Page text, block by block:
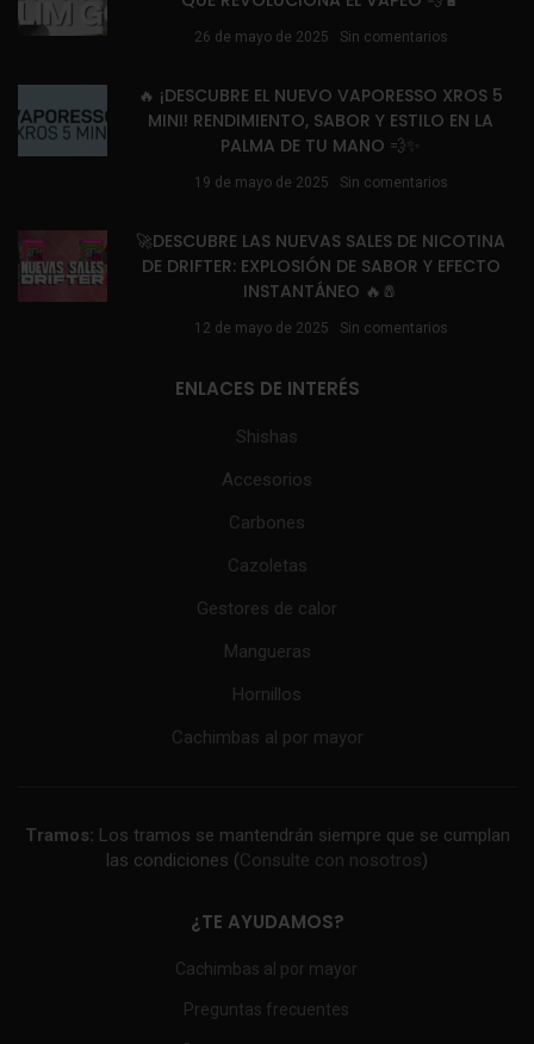
26 de mayo de 2025 Sin comentarios
🔥 ¡DESCUBRE EL NUEVO VAPORESSO XROS 5
MINI! RENDIMIENTO, SABOR Y ESTILO EN LA
PALMA DE TU MANO 💨✨
19 de mayo de 2025 Sin comentarios
🚀DESCUBRE LAS NUEVAS SALES DE NICOTINA
DE DRIFTER: EXPLOSIÓN DE SABOR Y EFECTO
INSTANTÁNEO 🔥🧂
12 de mayo de 2025 Sin comentarios
ENLACES DE INTERÉS
Shishas
Accesorios
Carbones
Cazoletas
Gestores de calor
Mangueras
Hornillos
Cachimbas al por mayor
Tramos: Los tramos se mantendrán siempre que se cumplan
las condiciones (Consulte con nosotros)
¿TE AYUDAMOS?
Cachimbas al por mayor
Preguntas frecuentes